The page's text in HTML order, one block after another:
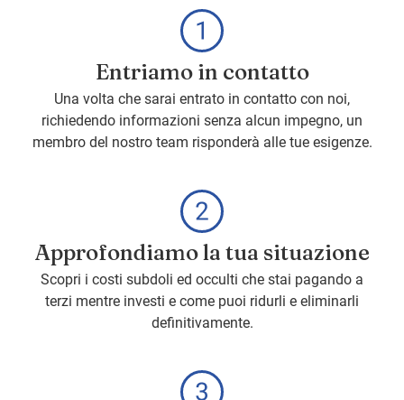
Entriamo in contatto
Una volta che sarai entrato in contatto con noi,
richiedendo informazioni senza alcun impegno, un
membro del nostro team risponderà alle tue esigenze.
Approfondiamo la tua situazione
Scopri i costi subdoli ed occulti che stai pagando a
terzi mentre investi e come puoi ridurli e eliminarli
definitivamente.